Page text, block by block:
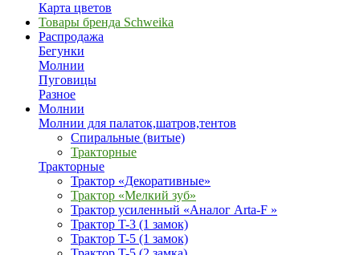
Карта цветов
Товары бренда Schweika
Распродажа
Бегунки
Молнии
Пуговицы
Разное
Молнии
Молнии для палаток,шатров,тентов
Спиральные (витые)
Тракторные
Тракторные
Трактор «Декоративные»
Трактор «Мелкий зуб»
Трактор усиленный «Аналог Arta-F »
Трактор T-3 (1 замок)
Трактор T-5 (1 замок)